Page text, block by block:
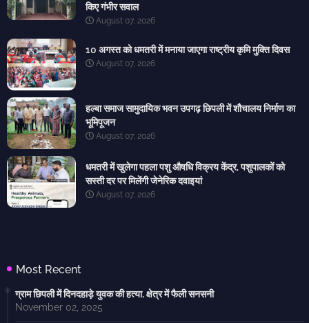
किए गंभीर सवाल
August 07, 2026
10 अगस्त को धमतरी में मनाया जाएगा राष्ट्रीय कृमि मुक्ति दिवस
August 07, 2026
हल्बा समाज सामुदायिक भवन उपगढ़ छिपली में शौचालय निर्माण का
भूमिपूजन
August 07, 2026
धमतरी में खुलेगा पहला पशु औषधि विक्रय केंद्र, पशुपालकों को
सस्ती दर पर मिलेंगी जेनेरिक दवाइयां
August 07, 2026
Most Recent
ग्राम छिपली में दिनदहाड़े युवक की हत्या, क्षेत्र में फैली सनसनी
November 02, 2025